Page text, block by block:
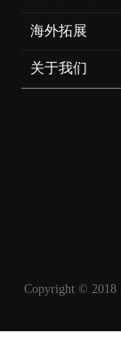
海外拓展
关于我们
Copyright ©